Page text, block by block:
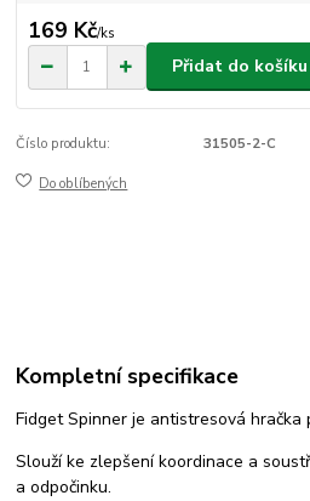
169 Kč/ks
Přidat do košíku
Číslo produktu: 31505-2-C
Do oblíbených
Kompletní specifikace
Fidget Spinner je antistresová hračka
Slouží ke zlepšení koordinace a
a odpočinku.